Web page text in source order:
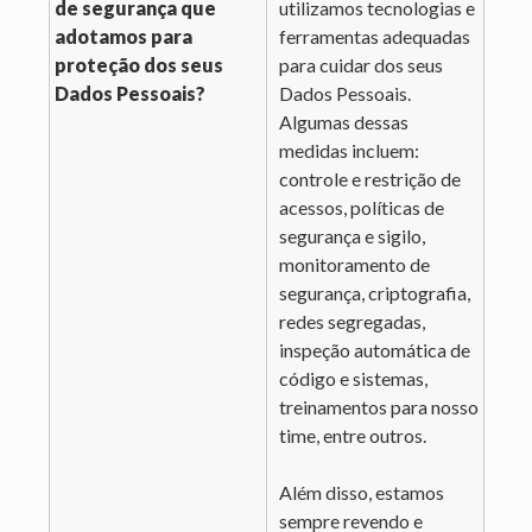
de segurança que
adotamos para
proteção dos seus
Dados Pessoais?
utilizamos tecnologias e
ferramentas adequadas
para cuidar dos seus
Dados Pessoais.
Algumas dessas
medidas incluem:
controle e restrição de
acessos, políticas de
segurança e sigilo,
monitoramento de
segurança, criptografia,
redes segregadas,
inspeção automática de
código e sistemas,
treinamentos para nosso
time, entre outros.
Além disso, estamos
sempre revendo e